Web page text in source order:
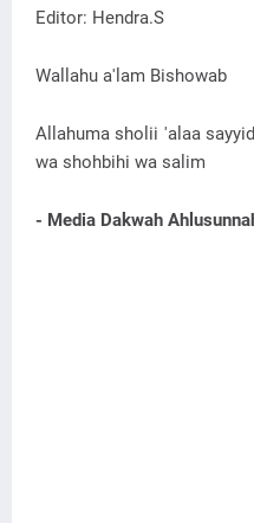
Editor: Hendra.S
Wallahu a'lam Bishowab
Allahuma sholii 'alaa
wa shohbihi wa salim
- Media Dakwah